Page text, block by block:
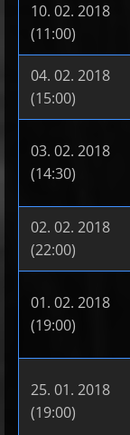
10. 02. 2018
(11:00)
04. 02. 2018
(15:00)
03. 02. 2018
(14:30)
02. 02. 2018
(22:00)
01. 02. 2018
(19:00)
25. 01. 2018
(19:00)